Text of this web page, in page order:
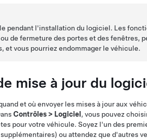
pendant l'installation du logiciel. Les
de fermeture des portes et des fenêtres,
et vous pourriez endommager le véhicule.
mise à jour du
et où envoyer les mises à jour aux
Contrôles > Logiciel , vous pouvez
pour votre véhicule. Soyez l'un des
ou attendez que d'autres